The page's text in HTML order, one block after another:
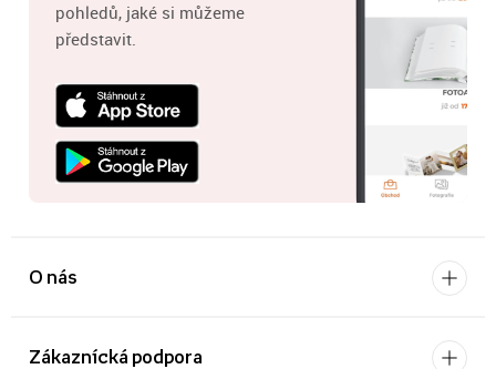
pohledů, jaké si můžeme
představit.
O nás
Zákaznícká podpora